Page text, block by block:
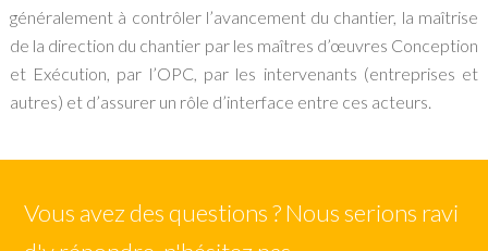
généralement à contrôler l’avancement du chantier, la maîtrise
de la direction du chantier par les maîtres d’œuvres Conception
et Exécution, par l’OPC, par les intervenants (entreprises et
autres) et d’assurer un rôle d’interface entre ces acteurs.
Vous avez des questions ? Nous serions ravi